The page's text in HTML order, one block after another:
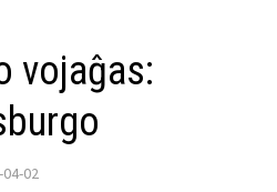
vojaĝas:
04-02